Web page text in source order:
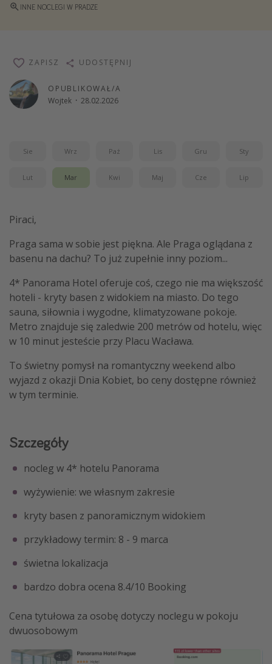
Noclegi z prywatnym jacuzzi w pokoju/na tarasie
Hotele SPA i wellness
Sylwester za granicą
Wyjazd na narty
Więcej tematów
Najlepsze aplikacje podróżnicze
Kalendarz podróży
INNE NOCLEGI W PRADZE
OPUBLIKOWAŁ/A
Wojtek · 28.02.2026
ZAPISZ UDOSTĘPNIJ
Sie Wrz Paź Lis Gru Sty
Lut Mar Kwi Maj Cze Lip
Piraci,
Praga sama w sobie jest piękna. Ale Praga oglądana z
basenu na dachu? To już zupełnie inny poziom...
4* Panorama Hotel oferuje coś, czego nie ma większość
hoteli - kryty basen z widokiem na miasto. Do tego
sauna, siłownia i wygodne, klimatyzowane pokoje.
Metro znajduje się zaledwie 200 metrów od hotelu, więc
w 10 minut jesteście przy Placu Wacława.
To świetny pomysł na romantyczny weekend albo
wyjazd z okazji Dnia Kobiet, bo ceny dostępne również
w tym terminie.
Szczegóły
nocleg w 4* hotelu Panorama
wyżywienie: we własnym zakresie
kryty basen z panoramicznym widokiem
przykładowy termin: 8 - 9 marca
świetna lokalizacja
bardzo dobra ocena 8.4/10 Booking
Cena tytułowa za osobę dotyczy noclegu w pokoju
dwuosobowym